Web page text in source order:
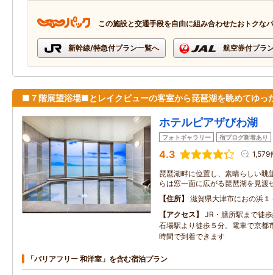
この施設と交通手段を自由に組み合わせたおトクな
新幹線/特急付プラン一覧へ 航空券付プラ
■７階展望浴場■とレイクビューの客室から琵琶湖を眺めてゆっ
ホテルピアザびわ湖
フォトギャラリー 宿ブログ新着あり
4.3 1,579
琵琶湖畔に位置し、素晴らしい眺
らは窓一面に広がる琵琶湖を見渡
住所
滋賀県大津市におの浜１
アクセス
JR・膳所駅まで徒
石場駅より徒歩５分。電車で京都
時間で到着できます
「バリアフリー 和洋室」を含む宿泊プラン